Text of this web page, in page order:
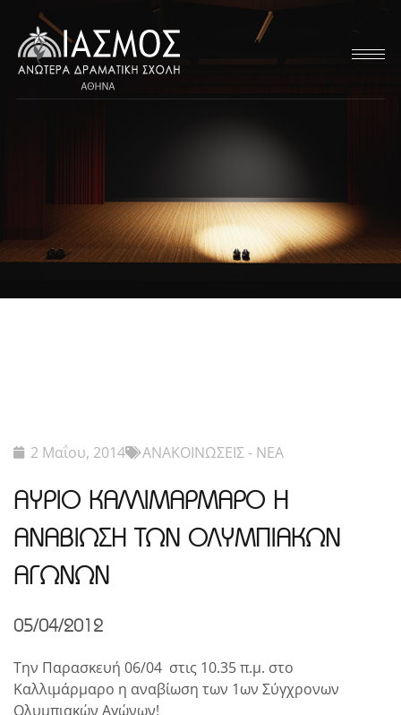
2 Μαΐου, 2014 ΑΝΑΚΟΙΝΩΣΕΙΣ - ΝΕΑ
ΑΥΡΙΟ ΚΑΛΛΙΜΑΡΜΑΡΟ Η
ΑΝΑΒΙΩΣΗ ΤΩΝ ΟΛΥΜΠΙΑΚΩΝ
ΑΓΩΝΩΝ
05/04/2012
Την Παρασκευή 06/04 στις 10.35 π.μ. στο
Καλλιμάρμαρο η αναβίωση των 1ων Σύγχρονων
Ολυμπιακών Αγώνων!